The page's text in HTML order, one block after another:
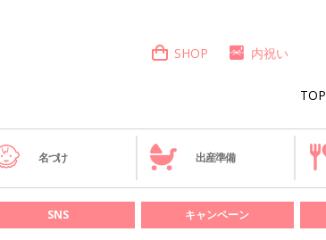
TOP
SHOP 内祝い
名づけ 出産準備
SNS キャンペーン